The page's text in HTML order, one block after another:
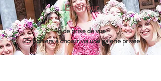
Extérieur
1h de prise de vue
25 fichiers à choisir via une galerie privée